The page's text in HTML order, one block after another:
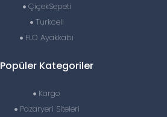
ÇiçekSepeti
Turkcell
FLO Ayakkabı
Popüler Kategoriler
Kargo
Pazaryeri Siteleri